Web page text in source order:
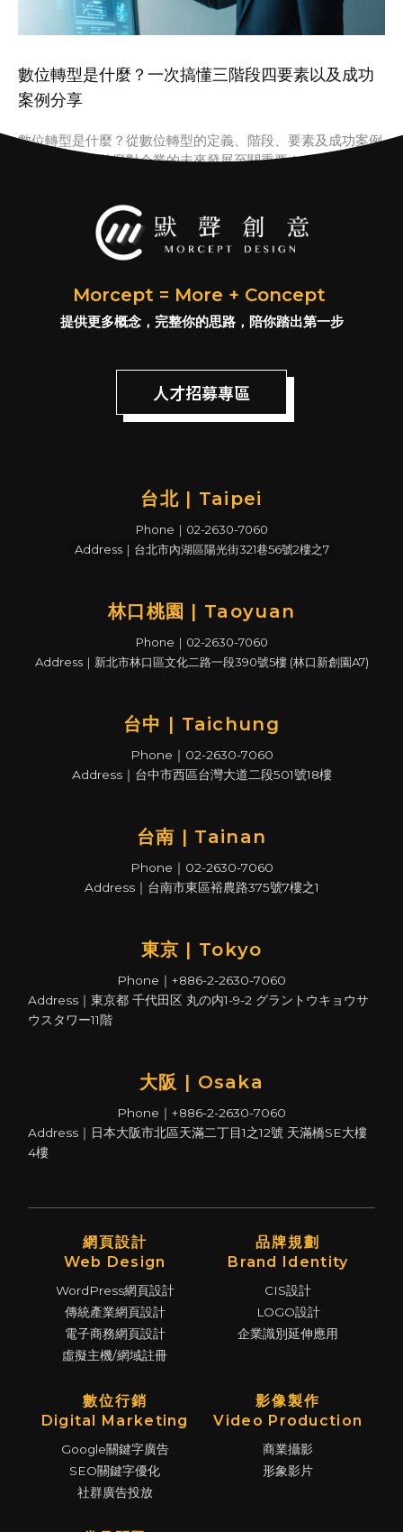
數位轉型是什麼？一次搞懂三階段四要素以及成功
案例分享
數位轉型是什麼？從數位轉型的定義、階段、要素及成功案例
看數位轉型為什麼對企業的未來發展至關重要！
Morcept = More + Concept
提供更多概念，完整你的思路，陪你踏出第一步
人才招募專區
台北 | Taipei
Phone｜02-2630-7060
Address｜台北市內湖區陽光街321巷56號2樓之7
林口桃園 | Taoyuan
Phone｜02-2630-7060
Address｜新北市林口區文化二路一段390號5樓 (林口新創園A7)
台中 | Taichung
Phone｜02-2630-7060
Address｜台中市西區台灣大道二段501號18樓
台南 | Tainan
Phone｜02-2630-7060
Address｜台南市東區裕農路375號7樓之1
東京 | Tokyo
Phone｜+886-2-2630-7060
Address｜東京都 千代田区 丸の内1-9-2 グラントウキョウサ
ウスタワー11階
大阪 | Osaka
Phone｜+886-2-2630-7060
Address｜日本大阪市北區天滿二丁目1之12號 天滿橋SE大樓
4樓
網頁設計
Web Design
WordPress網頁設計
傳統產業網頁設計
電子商務網頁設計
虛擬主機/網域註冊
品牌規劃
Brand Identity
CIS設計
LOGO設計
企業識別延伸應用
數位行銷
Digital Marketing
Google關鍵字廣告
SEO關鍵字優化
社群廣告投放
影像製作
Video Production
商業攝影
形象影片